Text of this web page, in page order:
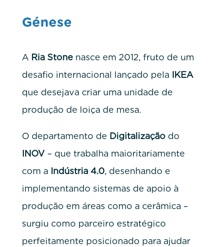
Génese
A Ria Stonenasce em 2012, fruto de um
desafio internacional lançado pela IKEA
que desejava criar uma unidade de
produção de loiça de mesa.
O departamento de Digitalizaçãodo
INOV– que trabalha maioritariamente
com a Indústria 4.0, desenhando e
implementando sistemas de apoio à
produção em áreas como a cerâmica –
surgiu como parceiro estratégico
perfeitamente posicionado para ajudar